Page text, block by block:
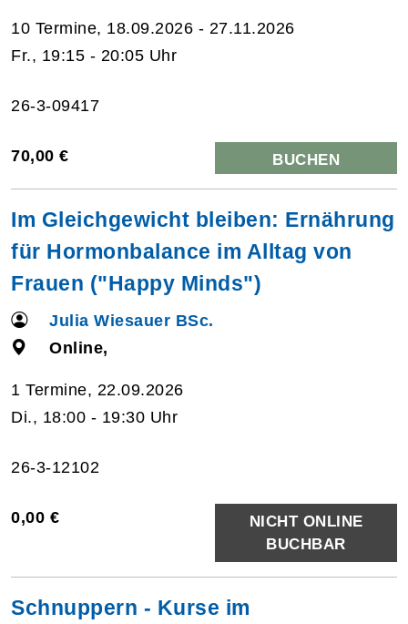
10 Termine, 18.09.2026 - 27.11.2026
Fr., 19:15 - 20:05 Uhr
26-3-09417
70,00 € BUCHEN
Im Gleichgewicht bleiben: Ernährung
für Hormonbalance im Alltag von
Frauen ("Happy Minds")
Julia Wiesauer BSc.
Online,
1 Termine, 22.09.2026
Di., 18:00 - 19:30 Uhr
26-3-12102
0,00 €
NICHT ONLINE
BUCHBAR
Schnuppern - Kurse im